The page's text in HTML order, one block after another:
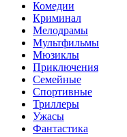
Комедии
Криминал
Мелодрамы
Мультфильмы
Мюзиклы
Приключения
Семейные
Спортивные
Триллеры
Ужасы
Фантастика